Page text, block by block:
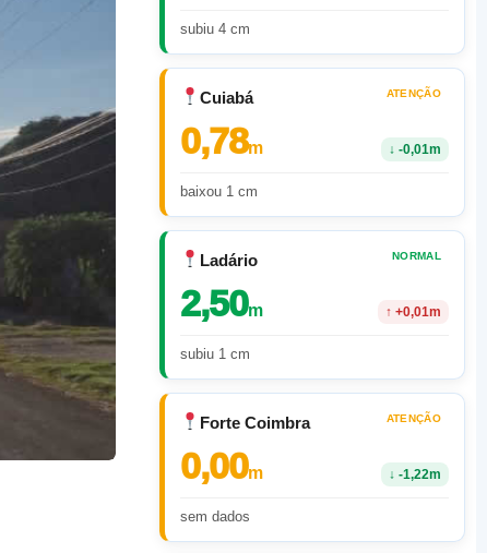
subiu 4 cm
Cuiabá ATENÇÃO
0,78m ↓ -0,01m
baixou 1 cm
Ladário NORMAL
2,50m ↑ +0,01m
subiu 1 cm
Forte Coimbra ATENÇÃO
0,00m ↓ -1,22m
sem dados